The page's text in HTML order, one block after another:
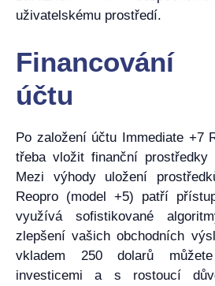
uživatelskému prostředí.
účtu
Po založení účtu Immediate +7
třeba vložit finanční prostředky
Mezi výhody uložení
Reopro (model +5) patří
využívá sofistikované
zlepšení vašich obchodních
vkladem 250 dolarů
investicemi a s rostoucí